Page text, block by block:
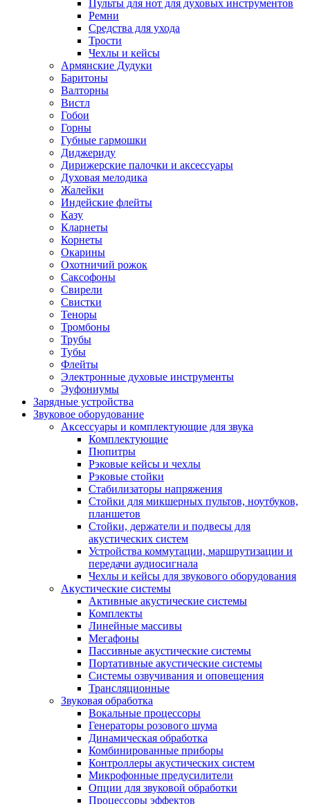
Пульты для нот для духовых инструментов
Ремни
Средства для ухода
Трости
Чехлы и кейсы
Армянские Дудуки
Баритоны
Валторны
Вистл
Гобои
Горны
Губные гармошки
Диджериду
Дирижерские палочки и аксессуары
Духовая мелодика
Жалейки
Индейские флейты
Казу
Кларнеты
Корнеты
Окарины
Охотничий рожок
Саксофоны
Свирели
Свистки
Теноры
Тромбоны
Трубы
Тубы
Флейты
Электронные духовые инструменты
Эуфониумы
Зарядные устройства
Звуковое оборудование
Аксессуары и комплектующие для звука
Комплектующие
Пюпитры
Рэковые кейсы и чехлы
Рэковые стойки
Стабилизаторы напряжения
Стойки для микшерных пультов, ноутбуков,
планшетов
Стойки, держатели и подвесы для
акустических систем
Устройства коммутации, маршрутизации и
передачи аудиосигнала
Чехлы и кейсы для звукового оборудования
Акустические системы
Активные акустические системы
Комплекты
Линейные массивы
Мегафоны
Пассивные акустические системы
Портативные акустические системы
Системы озвучивания и оповещения
Трансляционные
Звуковая обработка
Вокальные процессоры
Генераторы розового шума
Динамическая обработка
Комбинированные приборы
Контроллеры акустических систем
Микрофонные предусилители
Опции для звуковой обработки
Процессоры эффектов